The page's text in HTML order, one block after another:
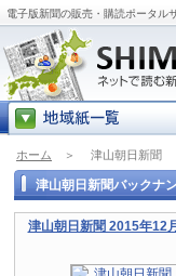
電子版新聞の販売・購読ポータル
ホーム ＞ 津山朝日新聞
津山朝日新聞バックナ
津山朝日新聞 2015年12